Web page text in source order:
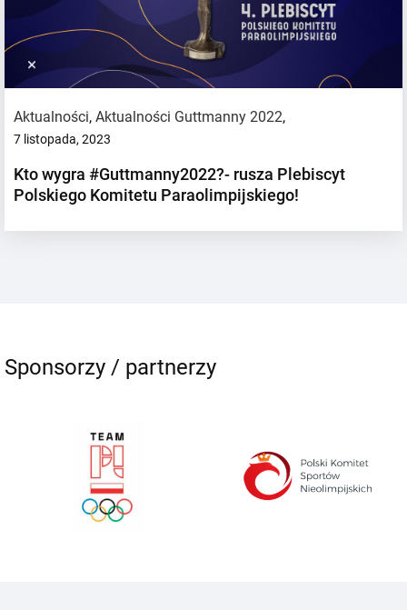
Aktualności, Aktualności Guttmanny 2022,
7 listopada, 2023
Kto wygra #Guttmanny2022?- rusza Plebiscyt
Polskiego Komitetu Paraolimpijskiego!
Sponsorzy / partnerzy